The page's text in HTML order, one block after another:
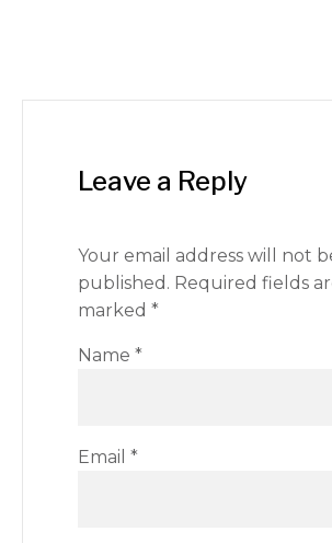
Leave a Reply
Your email address will not
published. Required fields
marked *
Name *
Email *